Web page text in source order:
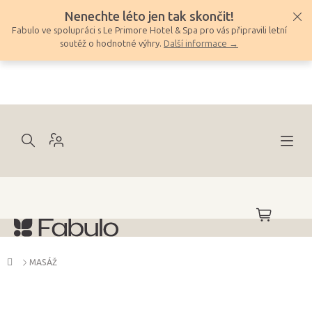
obsah
Nenechte léto jen tak skončit!
Fabulo ve spolupráci s Le Primore Hotel & Spa pro vás připravili letní
soutěž o hodnotné výhry. Další informace →
NÁKUPNÍ
KOŠÍK
Domů
MASÁŽ